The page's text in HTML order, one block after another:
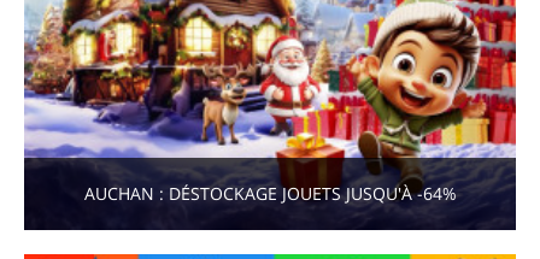
AUCHAN : DÉSTOCKAGE JOUETS JUSQU'À -64%